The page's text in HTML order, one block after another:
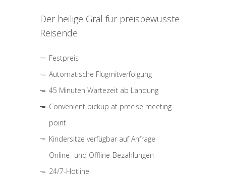
Der heilige Gral für preisbewusste
Reisende
Festpreis
Automatische Flugmitverfolgung
45 Minuten Wartezeit ab Landung
Convenient pickup at precise meeting
point
Kindersitze verfügbar auf Anfrage
Online- und Offline-Bezahlungen
24/7-Hotline